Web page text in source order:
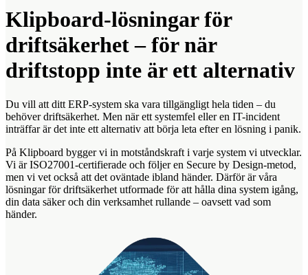
Klipboard-lösningar för
driftsäkerhet – för när
driftstopp inte är ett alternativ
Du vill att ditt ERP-system ska vara tillgängligt hela tiden – du
behöver driftsäkerhet. Men när ett systemfel eller en IT-incident
inträffar är det inte ett alternativ att börja leta efter en lösning i panik.
På Klipboard bygger vi in motståndskraft i varje system vi utvecklar.
Vi är ISO27001-certifierade och följer en Secure by Design-metod,
men vi vet också att det oväntade ibland händer. Därför är våra
lösningar för driftsäkerhet utformade för att hålla dina system igång,
din data säker och din verksamhet rullande – oavsett vad som
händer.